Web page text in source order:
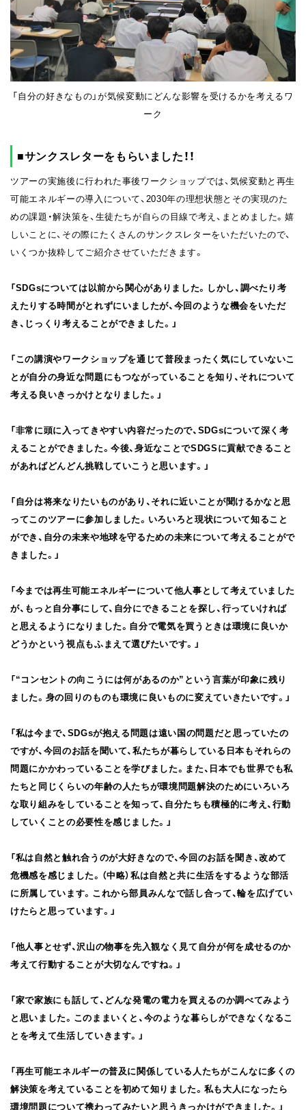
「自分の好きなもの」が気候変動にどんな影響を受けるかを考えるワ
ーク
■サンクスレターをもらいました！！
ツアーの実施後に行われた事後ワークショップでは、気候変動と再生
可能エネルギーの導入について、2030年の理想状態とその実現のた
めの課題・解決策を、生徒たちが自らの目線で考え、まとめました。嬉
しいことに、その際にたくさんのサンクスレターをいただいたので、
いくつか抜粋してご紹介させていただきます。
「SDGsについては以前から関心がありました。しかし、調べたり考
えたりする時間がとれずにいましたが、今回のような機会をいただ
き、じっくり考えることができました。」
「この講演やワークショップを通じて普段まったく気にしていないこ
とが自分の身近な問題にもつながっていることを知り、それについて
考える良いきっかけとなりました。」
「非常に頭に入ってきやすい内容だったので、SDGsについて深く考
えることができました。今後、身近なことでSDGSに貢献できること
があればどんどん挑戦していこうと思います。」
「自分は将来なりたいものがあり、それに近いことが聞けるかなと思
ってこのツアーに参加しました。いろいろと現状について知ること
ができ、自分の未来や地球を守るための未来について考えることがで
きました。」
「今までは再生可能エネルギーについて他人事として考えていました
が、もっと自分事にして、自分にできることを探し、行っていければ
と思えるようになりました。自分で電気を買うときは環境に良いか
どうかという視点もふまえて選びたいです。」
「“コンセントの向こうには何があるのか”という言葉が印象に残り
ました。身の回りのものも環境に良いものに変えていきたいです。」
「私は今まで、SDGsが抱える問題は遠い国の問題だと思っていたの
ですが、今回のお話を聞いて、私たちが暮らしている日本もそれらの
問題にかかわっていることを学びました。また、日本でも世界でも私
たちと同じくらいの年齢の人たちが環境問題解決のためにいろいろ
な取り組みをしていることを知って、自分たちも積極的に考え、行動
していくことの必要性を感じました。」
「私は自然と触れ合うのが大好きなので、今回のお話を聞き、改めて
危機感を感じました。（中略）私は自然と共に生活をするような部活
に所属しています。これから部員みんなで話し合って、輪を広げてい
けたらと思っています。」
「他人事とせず、沢山の物事を先入観なく見て自分が何を成せるのか
考えて行動することが大切なんですね。」
「家で家族にも話して、どんな発電の電力を買えるのか調べてみよう
と思いました。このままいくと、今のような暮らしができなくなるこ
とを考えて生活していきます。」
「再生可能エネルギーの普及に関係している人たちがこんなに多くの
解決策を考えていることを初めて知りました。私も大人になったら
環境問題について携わってみたいと思うきっかけができました。」